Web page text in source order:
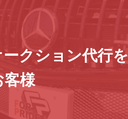
クション代行を
客様